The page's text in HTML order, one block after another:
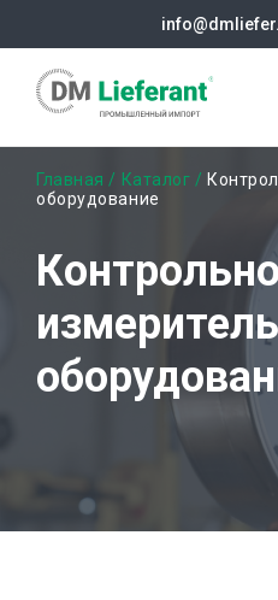
содержанию
Строка
Главная Каталог
оборудование